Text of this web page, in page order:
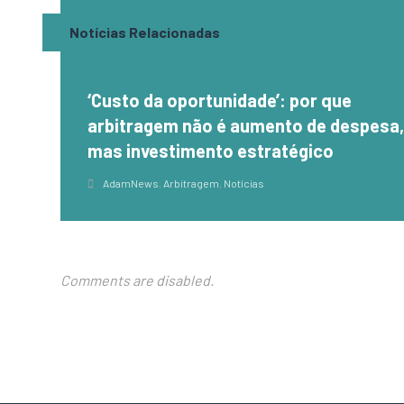
Notícias Relacionadas
‘Custo da oportunidade’: por que
arbitragem não é aumento de despesa,
mas investimento estratégico
AdamNews, Arbitragem, Notícias
Comments are disabled.